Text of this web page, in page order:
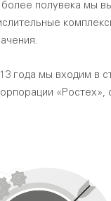
полувека мы
года мы входим в
«Ростех»,